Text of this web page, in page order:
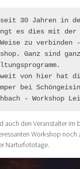
30 Jahren in
es dies mit der
zu verbinden
Ganz sind
von hier hat
bei
- Workshop
auch den Veranstalter
Workshop
Narturfototage.